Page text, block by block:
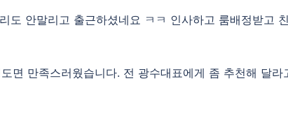
도 안말리고 출근하셨네요 ㅋㅋ 인사하고 룸배정받고
면 만족스러웠습니다. 전 광수대표에게 좀 추천해 달라